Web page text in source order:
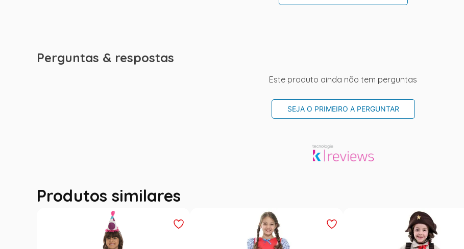
Perguntas & respostas
Este produto ainda não tem perguntas
SEJA O PRIMEIRO A PERGUNTAR
Produtos similares